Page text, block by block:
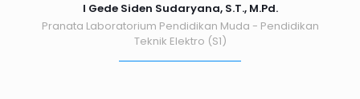
I Gede Siden Sudaryana, S.T., M.Pd.
Pranata Laboratorium Pendidikan Muda - Pendidikan
Teknik Elektro (S1)